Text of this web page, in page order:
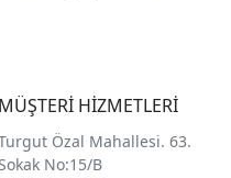
MÜŞTERİ HİZMETLERİ
Özal Mahallesi. 63.
No:15/B